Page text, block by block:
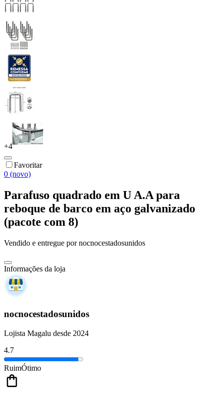
+4
Favoritar
0 (novo)
Parafuso quadrado em U A.A para
reboque de barco em aço galvanizado
(pacote com 8)
Vendido e entregue por nocnocestadosunidos
Informações da loja
nocnocestadosunidos
Lojista Magalu desde 2024
4.7
RuimÓtimo